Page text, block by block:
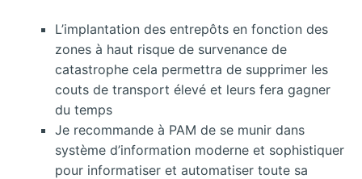
L’implantation des entrepôts en fonction des
zones à haut risque de survenance de
catastrophe cela permettra de supprimer les
couts de transport élevé et leurs fera gagner
du temps
Je recommande à PAM de se munir dans
système d’information moderne et sophistiquer
pour informatiser et automatiser toute sa